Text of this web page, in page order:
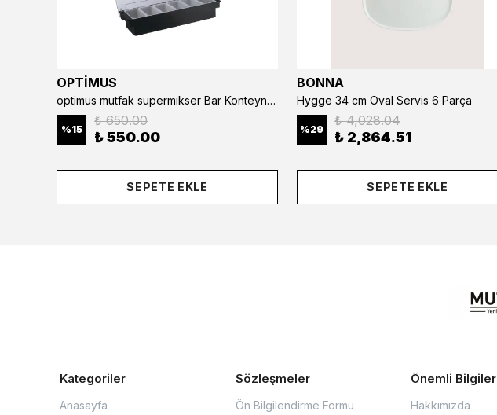
OPTİMUS
optimus mutfak supermıkser Bar Konteyner 6'lı 50×16×9 cm Kapaklı Polikarbon Organizer Bar & Kafe
%15
₺ 650.00
₺ 550.00
SEPETE EKLE
BONNA
Hygge 34 cm Oval Servis 6 Parça
%29
₺ 4,028.04
₺ 2,864.51
SEPETE EKLE
Kategoriler
Anasayfa
Sözleşmeler
Ön Bilgilendirme Formu
Önemli Bilgiler
Hakkımızda